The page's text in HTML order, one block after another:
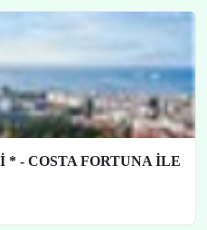
- COSTA FORTUNA İLE